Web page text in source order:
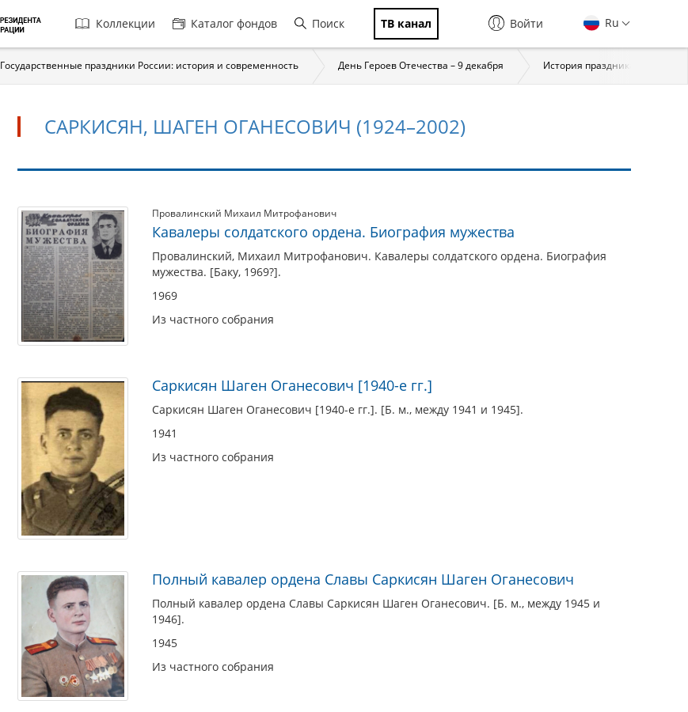
Главная
навигация
Коллекции Каталог фондов Поиск ТВ канал Ru
Войти
Государственные праздники России: история и современность День Героев Отечества – 9 декабря История праздника
САРКИСЯН, ШАГЕН ОГАНЕСОВИЧ (1924–2002)
Саркисян,
Шаген
Оганесович
(1924–
2002)
Провалинский Михаил Митрофанович
Кавалеры солдатского ордена. Биография мужества
Провалинский, Михаил Митрофанович. Кавалеры солдатского ордена. Биография
мужества. [Баку, 1969?].
1969
Из частного собрания
Саркисян Шаген Оганесович [1940-е гг.]
Саркисян Шаген Оганесович [1940-е гг.]. [Б. м., между 1941 и 1945].
1941
Из частного собрания
Полный кавалер ордена Славы Саркисян Шаген Оганесович
Полный кавалер ордена Славы Саркисян Шаген Оганесович. [Б. м., между 1945 и
1946].
1945
Из частного собрания